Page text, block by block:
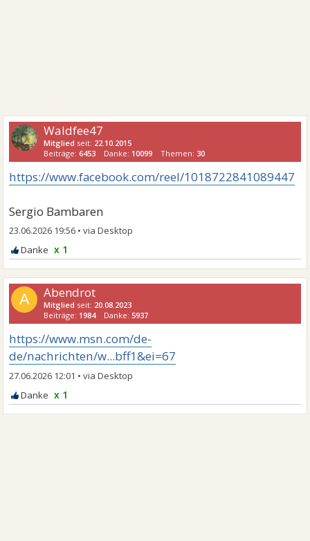
Waldfee47
Mitglied seit: 22.10.2015
Beiträge:6453 Danke: 10099 Themen: 30
https://www.facebook.com/reel/1018722841089447
Sergio Bambaren
23.06.2026 19:56 •
x 1
A Abendrot
Mitglied seit: 20.08.2023
Beiträge: 1984 Danke: 5937
https://www.msn.com/de-
de/nachrichten/w...bff1&ei=67
27.06.2026 12:01 •
x 1